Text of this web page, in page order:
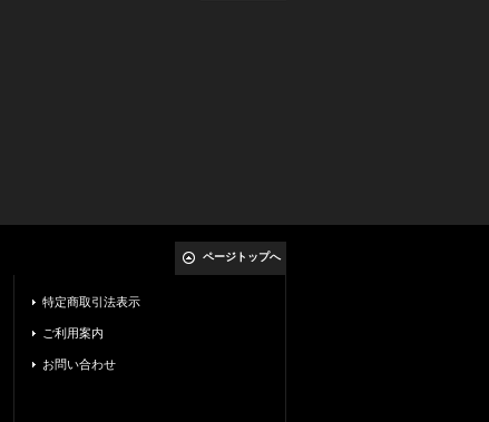
ページトップへ
特定商取引法表示
ご利用案内
お問い合わせ